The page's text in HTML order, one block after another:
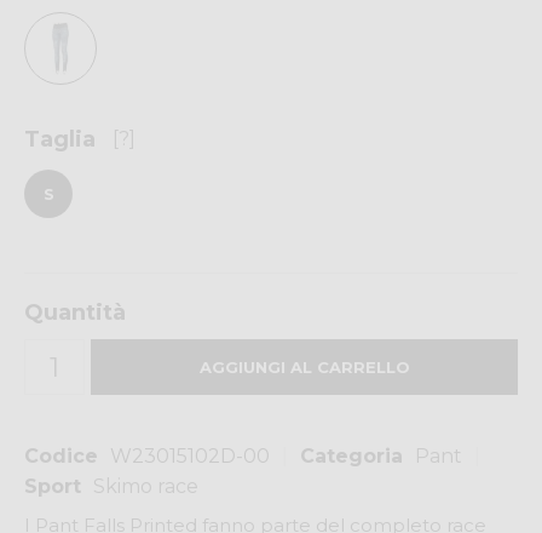
Codice W23015102D-00 Categoria
Pant
Sport
Skimo race
I Pant Falls Printed fanno parte del completo race
Taglia [?]
S
Quantità